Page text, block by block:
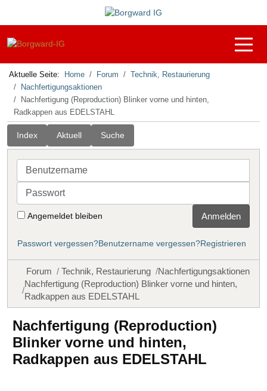
Off-
Aktuelle Seite: Home Forum
Technik, Restaurierung
Nachfertigungsaktionen
Nachfertigung (Reproduction) Blinker vorne und hinten,
Radkappen aus EDELSTAHL
Index Aktuell Suche
Benutzername
Passwort
Angemeldet bleiben Anmelden
Passwort vergessen?Benutzername vergessen?Registrieren
Forum Technik, Restaurierung
Nachfertigungsaktionen
Nachfertigung (Reproduction) Blinker vorne und hinten,
Radkappen aus EDELSTAHL
Nachfertigung (Reproduction)
Blinker vorne und hinten,
Radkappen aus EDELSTAHL